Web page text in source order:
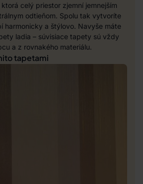
, ktorá celý priestor zjemní jemnejším
odtieňom. Spolu tak vytvoríte
harmonicky a štýlovo. Navyše máte
ladia – súvisiace tapety sú vždy
a z rovnakého materiálu.
tapetami